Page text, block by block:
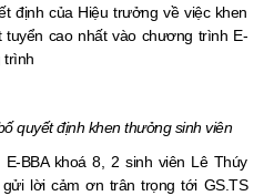
định của Hiệu trưởng về việc khen
cao nhất vào chương trình E-
trình
quyết định khen thưởng sinh viên
BBA khoá 8, 2 sinh viên Lê Thúy
lời cảm ơn trân trọng tới GS.TS